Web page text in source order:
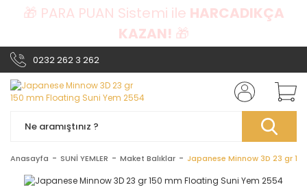
🎁 PARA PUAN Sistemi ile HARCADIKÇA
KAZAN! 🎁
0232 262 3 262
Anasayfa SUNİ YEMLER Maket Balıklar Japanese Minnow 3D 23 gr